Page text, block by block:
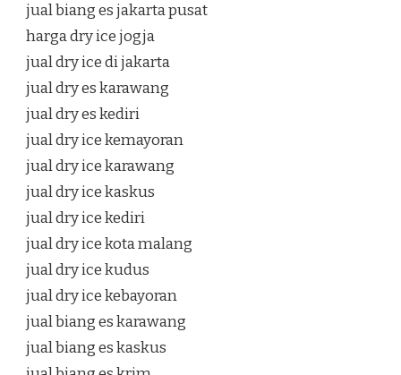
jual biang es jakarta pusat
harga dry ice jogja
jual dry ice di jakarta
jual dry es karawang
jual dry es kediri
jual dry ice kemayoran
jual dry ice karawang
jual dry ice kaskus
jual dry ice kediri
jual dry ice kota malang
jual dry ice kudus
jual dry ice kebayoran
jual biang es karawang
jual biang es kaskus